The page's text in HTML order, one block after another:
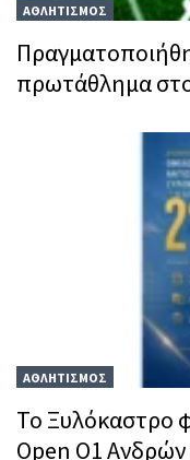
ΑΘΛΗΤΙΣΜΟΣ
πρωτάθλημα
ΑΘΛΗΤΙΣΜΟΣ
Το Ξυλόκαστρο
Open O1